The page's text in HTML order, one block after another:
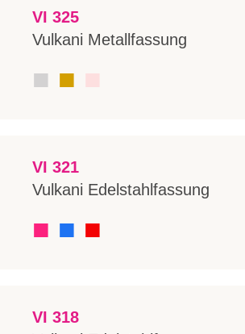
VI 325
Vulkani Metallfassung
■ ■ ■
VI 321
Vulkani Edelstahlfassung
■ ■ ■
VI 318